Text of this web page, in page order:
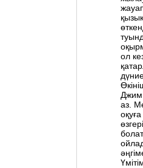
ол
аз.